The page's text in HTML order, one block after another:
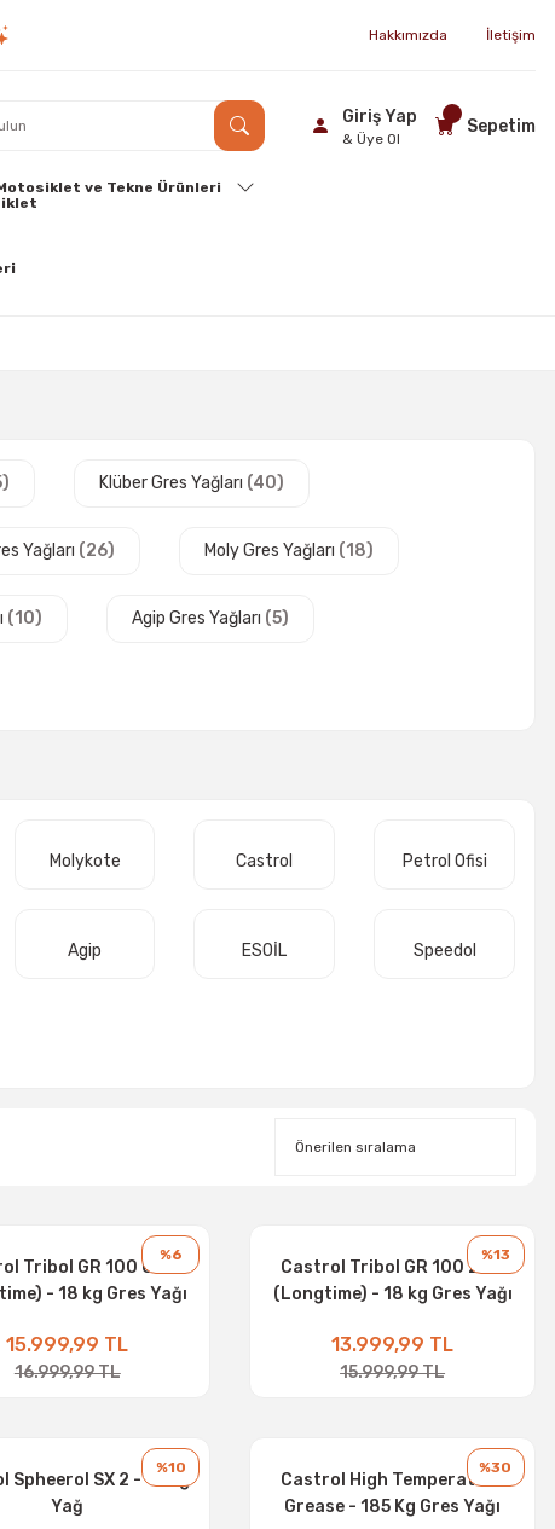
Hakkımızda İletişim
Giriş Yap
& Üye Ol
Sepetim
ve Tekne Ürünleri
Klüber Gres Yağları (40)
Yağları (26) Moly Gres Yağları (18)
(10) Agip Gres Yağları (5)
Molykote Castrol Petrol Ofisi
Agip ESOİL Speedol
%6
Tribol GR 100 0 PD
- 18 kg Gres Yağı
15.999,99 TL
16.999,99 TL
%13
Castrol Tribol GR 100 2 PD
(Longtime) - 18 kg Gres Yağı
13.999,99 TL
15.999,99 TL
%10
Spheerol SX 2 - 18 kg
Yağ
%30
Castrol High Temperature
Grease - 185 Kg Gres Yağı